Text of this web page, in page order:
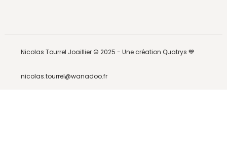
Nicolas Tourrel Joaillier © 2025 - Une création Quatrys 💙
nicolas.tourrel@wanadoo.fr